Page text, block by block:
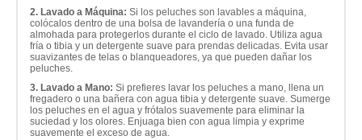
2. Lavado a Máquina: Si los peluches son lavables a máquina,
colócalos dentro de una bolsa de lavandería o una funda de
almohada para protegerlos durante el ciclo de lavado. Utiliza agua
fría o tibia y un detergente suave para prendas delicadas. Evita usar
suavizantes de telas o blanqueadores, ya que pueden dañar los
peluches.
3. Lavado a Mano: Si prefieres lavar los peluches a mano, llena un
fregadero o una bañera con agua tibia y detergente suave. Sumerge
los peluches en el agua y frótalos suavemente para eliminar la
suciedad y los olores. Enjuaga bien con agua limpia y exprime
suavemente el exceso de agua.